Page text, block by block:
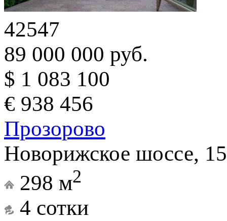
42547
89 000 000 руб.
$ 1 083 100
€ 938 456
Прозорово
Новорижское шоссе,
298 м2
4 сотки